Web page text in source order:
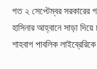
গত ২ সেপ্টেম্বর সরকারের
হাসিনার আহ্বানে সাড়া
শাহবাগ পাবলিক